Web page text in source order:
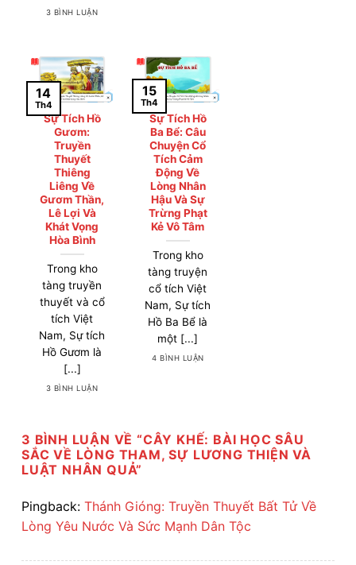
3 BÌNH LUẬN
Sự Tích Hồ
Gươm:
Truyền
Thuyết
Thiêng
Liêng Về
Gươm Thần,
Lê Lợi Và
Khát Vọng
Hòa Bình
Trong kho
tàng truyền
thuyết và cổ
tích Việt
Nam, Sự tích
Hồ Gươm là
[...]
3 BÌNH LUẬN
14
Th4
Sự Tích Hồ
Ba Bể: Câu
Chuyện Cổ
Tích Cảm
Động Về
Lòng Nhân
Hậu Và Sự
Trừng Phạt
Kẻ Vô Tâm
Trong kho
tàng truyện
cổ tích Việt
Nam, Sự tích
Hồ Ba Bể là
một [...]
4 BÌNH LUẬN
15
Th4
3 BÌNH LUẬN VỀ “CÂY KHẾ: BÀI HỌC SÂU
SẮC VỀ LÒNG THAM, SỰ LƯƠNG THIỆN VÀ
LUẬT NHÂN QUẢ”
Pingback: Thánh Gióng: Truyền Thuyết Bất Tử Về
Lòng Yêu Nước Và Sức Mạnh Dân Tộc